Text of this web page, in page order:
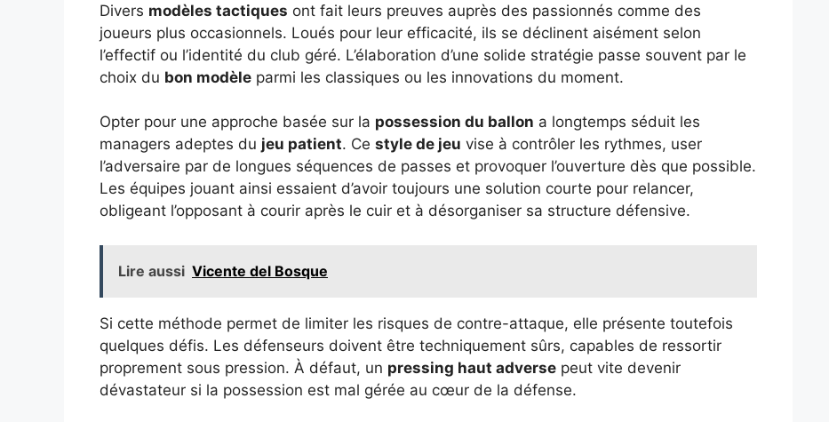
Divers modèles tactiques ont fait leurs preuves auprès des passionnés comme des
joueurs plus occasionnels. Loués pour leur efficacité, ils se déclinent aisément selon
l’effectif ou l’identité du club géré. L’élaboration d’une solide stratégie passe souvent par le
choix du bon modèle parmi les classiques ou les innovations du moment.
Opter pour une approche basée sur la possession du ballon a longtemps séduit les
managers adeptes du jeu patient. Ce style de jeu vise à contrôler les rythmes, user
l’adversaire par de longues séquences de passes et provoquer l’ouverture dès que possible.
Les équipes jouant ainsi essaient d’avoir toujours une solution courte pour relancer,
obligeant l’opposant à courir après le cuir et à désorganiser sa structure défensive.
Lire aussi Vicente del Bosque
Si cette méthode permet de limiter les risques de contre-attaque, elle présente toutefois
quelques défis. Les défenseurs doivent être techniquement sûrs, capables de ressortir
proprement sous pression. À défaut, un pressing haut adverse peut vite devenir
dévastateur si la possession est mal gérée au cœur de la défense.